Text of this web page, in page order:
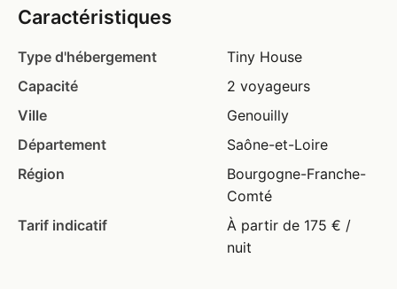
Caractéristiques
Type d'hébergement
Tiny House
Capacité
2 voyageurs
Ville
Genouilly
Département
Saône-et-Loire
Région
Bourgogne-Franche-
Comté
Tarif indicatif
À partir de 175 € /
nuit